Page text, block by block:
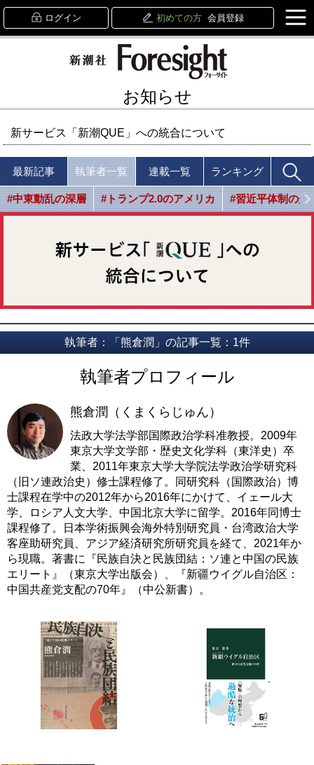
ログイン 初めての方 会員登録
お知らせ
新サービス「新潮QUE」への統合について
最新記事 執筆者一覧 連載一覧 ランキング
#中東動乱の深層 #トランプ2.0のアメリカ #習近平体制の光
執筆者：「熊倉潤」の記事一覧：1件
執筆者プロフィール
熊倉潤（くまくらじゅん）
法政大学法学部国際政治学科准教授。2009年
東京大学文学部・歴史文化学科（東洋史）卒
業、2011年東京大学大学院法学政治学研究科
（旧ソ連政治史）修士課程修了。同研究科（国際政治）博
士課程在学中の2012年から2016年にかけて、イェール大
学、ロシア人文大学、中国北京大学に留学。2016年同博士
課程修了。日本学術振興会海外特別研究員・台湾政治大学
客座助研究員、アジア経済研究所研究員を経て、2021年か
ら現職。著書に『民族自決と民族団結：ソ連と中国の民族
エリート』（東京大学出版会）、『新疆ウイグル自治区：
中国共産党支配の70年』（中公新書）。